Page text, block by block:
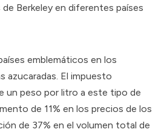
de Berkeley en diferentes países
emblemáticos en los
azucaradas. El impuesto
un peso por litro a este tipo de
de 11% en los precios de los
de 37% en el volumen total de